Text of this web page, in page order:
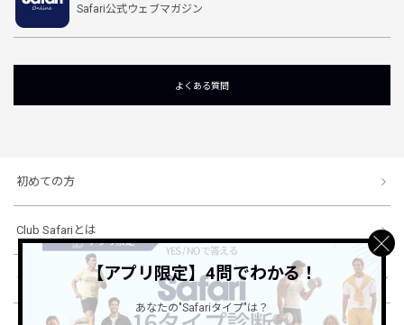
Safari公式ウェブマガジン
よくある質問
初めての方
Club Safariとは
ショッピングガイド【アプリ限定】4問でわかる！
あなたの"Safariタイプ"は？